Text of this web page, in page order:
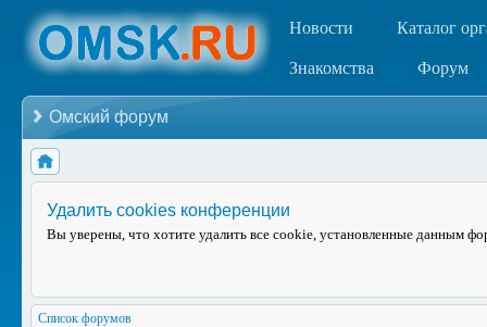
Новости Каталог
Знакомства Форум
Омский форум
Удалить cookies конференции
Вы уверены, что хотите удалить все cookie, установленные данным
Список форумов